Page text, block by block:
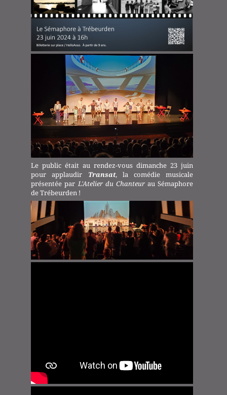
Le public était au rendez-vous dimanche 23 juin
pour applaudir Transat, la comédie musicale
présentée par L'Atelier du Chanteurau Sémaphore
de Trébeurden !